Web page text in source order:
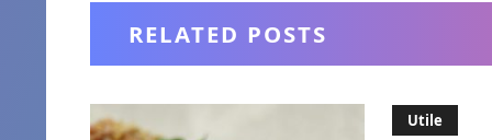
RELATED POSTS
Utile